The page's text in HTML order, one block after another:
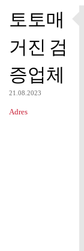
토토매
거진 검
증업체
21.08.2023
Adres